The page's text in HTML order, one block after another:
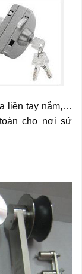
liền tay nắm,…
cho nơi sử